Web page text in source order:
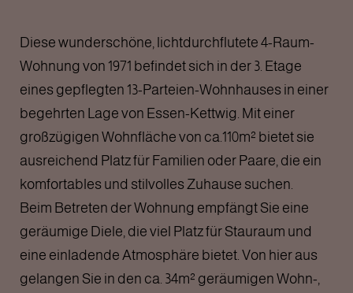
Diese wunderschöne, lichtdurchflutete 4-Raum-
Wohnung von 1971 befindet sich in der 3. Etage
eines gepflegten 13-Parteien-Wohnhauses in einer
begehrten Lage von Essen-Kettwig. Mit einer
großzügigen Wohnfläche von ca.110m² bietet sie
ausreichend Platz für Familien oder Paare, die ein
komfortables und stilvolles Zuhause suchen.
Beim Betreten der Wohnung empfängt Sie eine
geräumige Diele, die viel Platz für Stauraum und
eine einladende Atmosphäre bietet. Von hier aus
gelangen Sie in den ca. 34m² geräumigen Wohn-,